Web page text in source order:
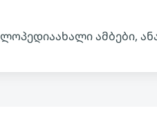
ახალი ამბები,